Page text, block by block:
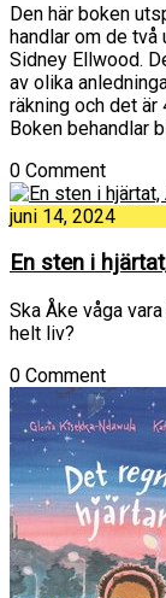
Den här boken
handlar om de två
Sidney Ellwood.
av olika
räkning och det
Boken behandlar
0 Comment
juni 14, 2024
En sten i
Ska Åke våga
helt liv?
0 Comment